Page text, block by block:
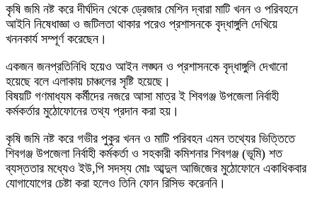
কৃষি জমি নষ্ট করে দীর্ঘদিন থেকে ড্রেজার মেশিন দ্বারা মাটি খনন ও পরিবহনে
আইনি নিষেধাজ্ঞা ও জটিলতা থাকার পরেও প্রশাসনকে বৃদ্ধাঙ্গুলি দেখিয়ে
খননকার্য সম্পূর্ণ করেছেন।
একজন জনপ্রতিনিধি হয়েও আইন লঙ্ঘন ও প্রশাসনকে বৃদ্ধাঙ্গুলি দেখানো
হয়েছে বলে এলাকায় চাঞ্চলের সৃষ্টি হয়েছে।
বিষয়টি গণমাধ্যম কর্মীদের নজরে আসা মাত্র ই শিবগঞ্জ উপজেলা নির্বাহী
কর্মকর্তার মুঠোফোনের তথ্য প্রদান করা হয়।
কৃষি জমি নষ্ট করে গভীর পুকুর খনন ও মাটি পরিবহন এমন তথ্যের ভিত্তিতে
শিবগঞ্জ উপজেলা নির্বাহী কর্মকর্তা ও সহকারী কমিশনার শিবগঞ্জ (ভূমি) শত
ব্যস্ততার মধ্যেও ইউ,পি সদস্য মোঃ আব্দুল আজিজের মুঠোফোনে একাধিকবার
যোগাযোগের চেষ্টা করা হলেও তিনি ফোন রিসিভ করেননি।